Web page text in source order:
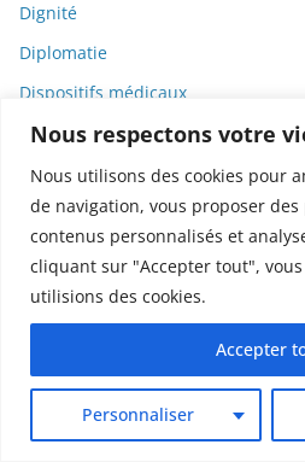
Nous respectons votre
Nous utilisons des cookies pour
de navigation, vous proposer
contenus personnalisés et
cliquant sur "Accepter tout",
utilisions des cookies.
Personnaliser
Accepter
Dignité
Diplomatie
Dispositifs médicaux
Dlct
Doctolib
Documentaire
Donald Trump
Dons
Doxxing